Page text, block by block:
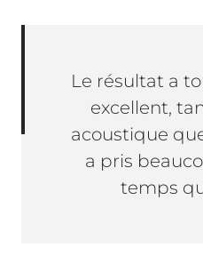
Le résultat a
excellent,
acoustique
a pris
temps